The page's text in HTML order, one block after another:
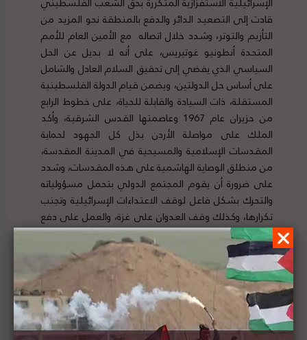
قادت إلى التصعيد الدائر والدفع بالمنطقة نحو المزيد من
التأزيم والتوتر، وشدد خلال اتصاله مع الأمين العام للأمم
المتحدة أنطونيو غوتيريس، على أنه لا بديل عن الحل
السياسي الذي يفضي إلى تحقيق السلام العادل والشامل
على أساس حل الدولتين، ويضمن قيام الدولة الفلسطينية
المستقلة، ذات السيادة والقابلة للحياة، على خطوط الرابع
من حزيران عام 1967 وعاصمتها القدس الشرقية، وأكد
الملك على مواصلة الأردن بذل كل الجهود لحماية
المقدسات الإسلامية والمسيحية في المدينة المقدسة،
من منطلق الوصاية الهاشمية على هذه المقدسات، وشدد
على ضرورة أن يقوم المجتمع الدولي بتحمل مسؤولياته
والتحرك بشكل فاعل لوقف الاعتداءات الإسرائيلية وتجنب
تكرارها، وكذلك وقف العدوان على غزة، والعمل على دفع
عملية السلام. لتفاصيل الخبر ومصدره الأصلي،هنا
أحزاب وبرلمانات دولية تطالب بوقف العدوان الإسرائيلي
على قطاع غزة